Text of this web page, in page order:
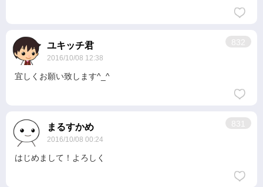
ユキッチ君
2016/10/08 12:38
832
宜しくお願い致します^_^
まるすかめ
2016/10/08 00:24
831
はじめまして！よろしく